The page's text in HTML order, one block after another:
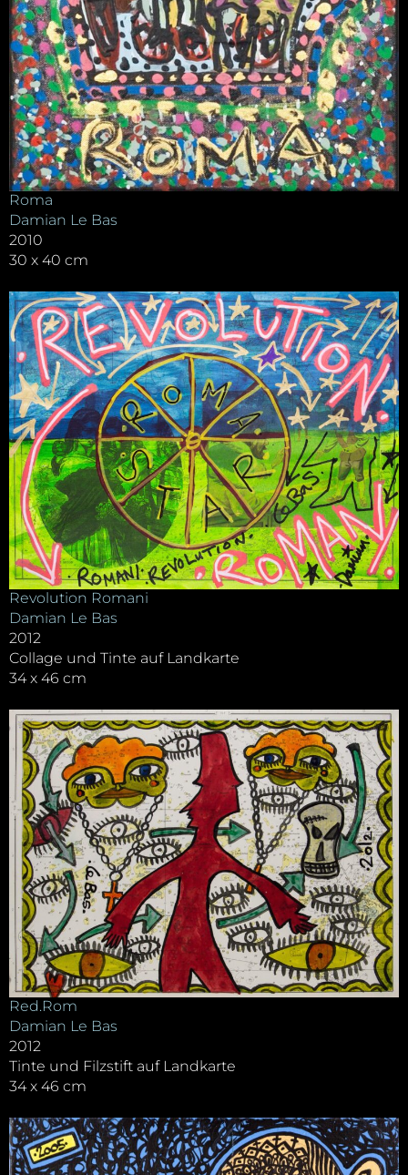
Roma
Damian Le Bas
2010
30 x 40 cm
Revolution Romani
Damian Le Bas
2012
Collage und Tinte auf Landkarte
34 x 46 cm
Red.Rom
Damian Le Bas
2012
Tinte und Filzstift auf Landkarte
34 x 46 cm